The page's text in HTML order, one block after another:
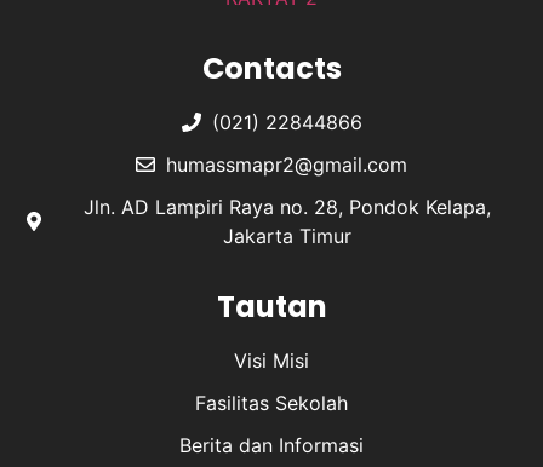
Contacts
(021) 22844866
humassmapr2@gmail.com
Jln. AD Lampiri Raya no. 28, Pondok Kelapa,
Jakarta Timur
Tautan
Visi Misi
Fasilitas Sekolah
Berita dan Informasi